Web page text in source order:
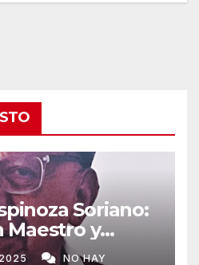
Soriano:
Maestro y
peruano
NO HAY